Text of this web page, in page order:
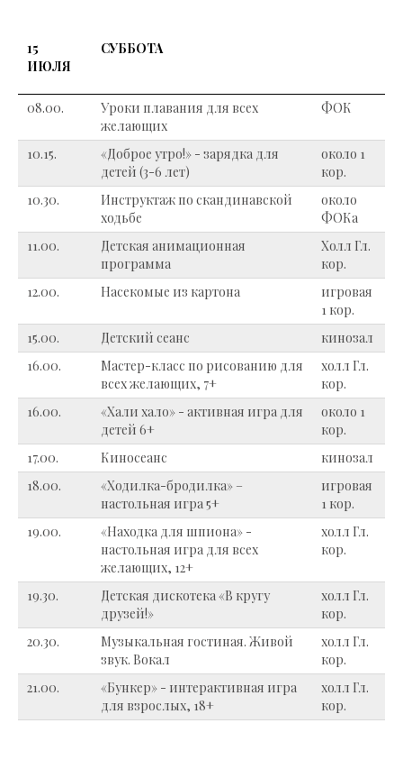
15
ИЮЛЯ
СУББОТА
08.00.
Уроки плавания для всех
желающих
ФОК
10.15.
«Доброе утро!» - зарядка для
детей (3-6 лет)
около 1
кор.
10.30.
Инструктаж по скандинавской
ходьбе
около
ФОКа
11.00.
Детская анимационная
программа
Холл Гл.
кор.
12.00.
Насекомые из картона
игровая
1 кор.
15.00.
Детский сеанс
кинозал
16.00.
Мастер-класс по рисованию для
всех желающих, 7+
холл Гл.
кор.
16.00.
«Хали хало» - активная игра для
детей 6+
около 1
кор.
17.00.
Киносеанс
кинозал
18.00.
«Ходилка-бродилка» –
настольная игра 5+
игровая
1 кор.
19.00.
«Находка для шпиона» -
настольная игра для всех
желающих, 12+
холл Гл.
кор.
19.30.
Детская дискотека «В кругу
друзей!»
холл Гл.
кор.
20.30.
Музыкальная гостиная. Живой
звук. Вокал
холл Гл.
кор.
21.00.
«Бункер» - интерактивная игра
для взрослых, 18+
холл Гл.
кор.